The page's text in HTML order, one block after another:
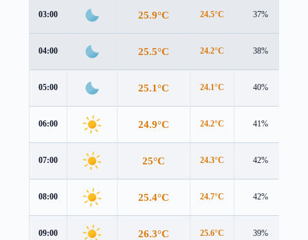
03:00 25.9°C 24.5°C 37%
04:00 25.5°C 24.2°C 38%
05:00 25.1°C 24.1°C 40%
06:00 24.9°C 24.2°C 41%
07:00 25°C 24.3°C 42%
08:00 25.4°C 24.7°C 42%
09:00 26.3°C 25.6°C 39%